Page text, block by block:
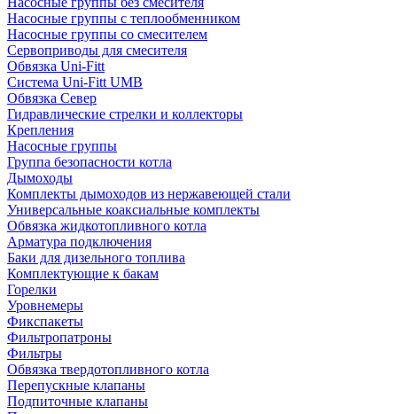
Насосные группы с теплообменником
Насосные группы со смесителем
Сервоприводы для смесителя
Обвязка Uni-Fitt
Система Uni-Fitt UMB
Обвязка Север
Гидравлические стрелки и коллекторы
Крепления
Насосные группы
Группа безопасности котла
Дымоходы
Комплекты дымоходов из нержавеющей стали
Универсальные коаксиальные комплекты
Обвязка жидкотопливного котла
Арматура подключения
Баки для дизельного топлива
Комплектующие к бакам
Горелки
Уровнемеры
Фикспакеты
Фильтропатроны
Фильтры
Обвязка твердотопливного котла
Перепускные клапаны
Подпиточные клапаны